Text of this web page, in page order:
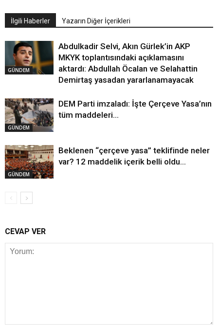
İlgili Haberler Yazarın Diğer İçerikleri
GÜNDEM
Abdulkadir Selvi, Akın Gürlek’in AKP
MKYK toplantısındaki açıklamasını
aktardı: Abdullah Öcalan ve Selahattin
Demirtaş yasadan yararlanamayacak
GÜNDEM
DEM Parti imzaladı: İşte Çerçeve Yasa’nın
tüm maddeleri…
GÜNDEM
Beklenen “çerçeve yasa” teklifinde neler
var? 12 maddelik içerik belli oldu…
CEVAP VER